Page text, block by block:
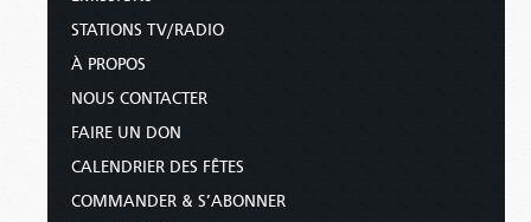
STATIONS TV/RADIO
À PROPOS
NOUS CONTACTER
FAIRE UN DON
CALENDRIER DES FÊTES
COMMANDER & S’ABONNER